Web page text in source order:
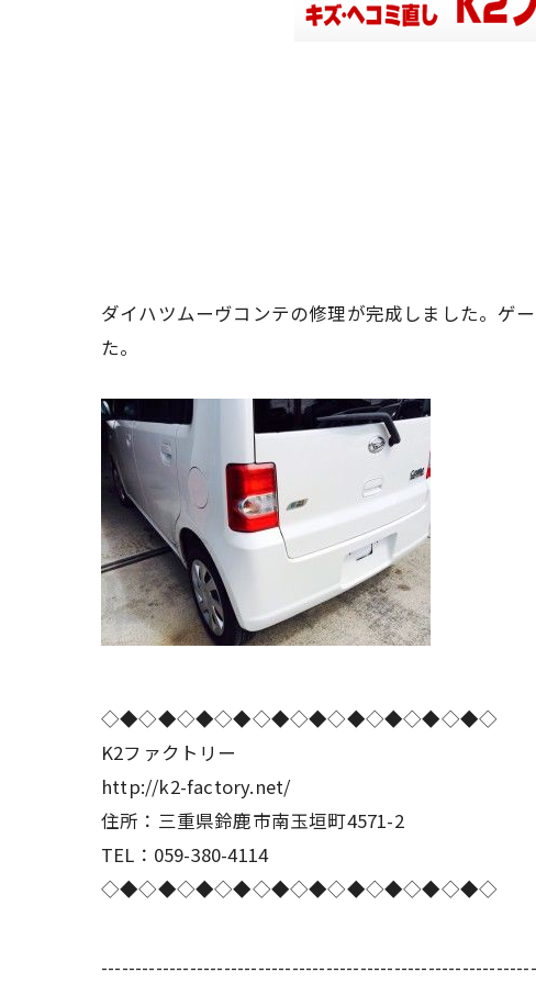
ダイハツムーヴコンテの修理が完成しました。ゲ
た。
◇◆◇◆◇◆◇◆◇◆◇◆◇◆◇◆◇◆◇◆◇
K2ファクトリー
http://k2-factory.net/
住所：三重県鈴鹿市南玉垣町4571-2
TEL：059-380-4114
◇◆◇◆◇◆◇◆◇◆◇◆◇◆◇◆◇◆◇◆◇